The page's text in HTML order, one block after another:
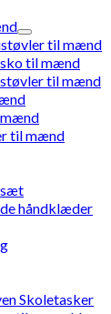
til mænd
til mænd
til mænd
til mænd
håndklæder
Skoletasker